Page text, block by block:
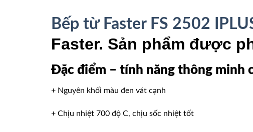
Bếp từ Faster FS 2502
Faster. Sản phẩm được
Đặc điểm – tính năng thông minh
+ Nguyên khối màu đen vát cạnh
+ Chịu nhiệt 700 độ C, chịu sốc nhiệt tốt